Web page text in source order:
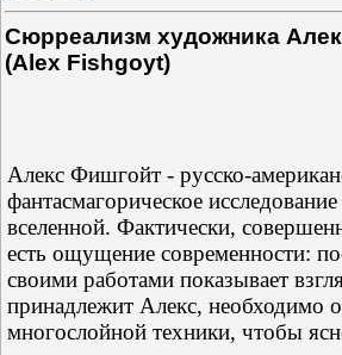
Сюрреализм художника
(Alex Fishgoyt)
Алекс Фишгойт - русско-
фантасмагорическое
вселенной. Фактически,
есть ощущение современности:
своими работами показывает
принадлежит Алекс, необходимо
многослойной техники, чтобы